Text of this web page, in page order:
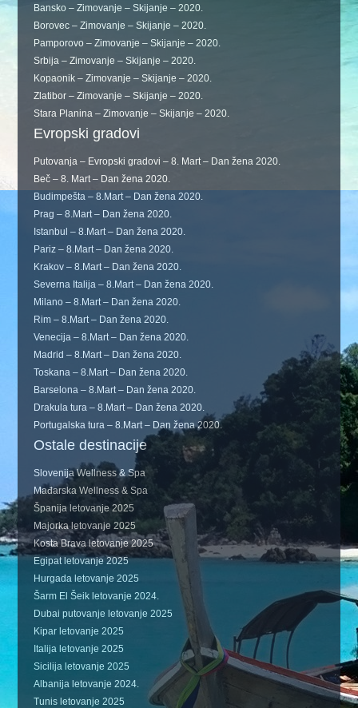
Bansko – Zimovanje – Skijanje – 2020.
Borovec – Zimovanje – Skijanje – 2020.
Pamporovo – Zimovanje – Skijanje – 2020.
Srbija – Zimovanje – Skijanje – 2020.
Kopaonik – Zimovanje – Skijanje – 2020.
Zlatibor – Zimovanje – Skijanje – 2020.
Stara Planina – Zimovanje – Skijanje – 2020.
Evropski gradovi
Putovanja – Evropski gradovi – 8. Mart – Dan žena 2020.
Beč – 8. Mart – Dan žena 2020.
Budimpešta – 8.Mart – Dan žena 2020.
Prag – 8.Mart – Dan žena 2020.
Istanbul – 8.Mart – Dan žena 2020.
Pariz – 8.Mart – Dan žena 2020.
Krakov – 8.Mart – Dan žena 2020.
Severna Italija – 8.Mart – Dan žena 2020.
Milano – 8.Mart – Dan žena 2020.
Rim – 8.Mart – Dan žena 2020.
Venecija – 8.Mart – Dan žena 2020.
Madrid – 8.Mart – Dan žena 2020.
Toskana – 8.Mart – Dan žena 2020.
Barselona – 8.Mart – Dan žena 2020.
Drakula tura – 8.Mart – Dan žena 2020.
Portugalska tura – 8.Mart – Dan žena 2020.
Ostale destinacije
Slovenija Wellness & Spa
Mađarska Wellness & Spa
Španija letovanje 2025
Majorka letovanje 2025
Kosta Brava letovanje 2025
Egipat letovanje 2025
Hurgada letovanje 2025
Šarm El Šeik letovanje 2024.
Dubai putovanje letovanje 2025
Kipar letovanje 2025
Italija letovanje 2025
Sicilija letovanje 2025
Albanija letovanje 2024.
Tunis letovanje 2025